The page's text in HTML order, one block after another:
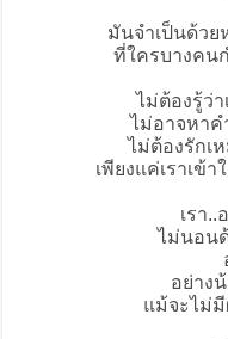
มันจำเป็นด้ว
ที่ใครบางคน
ไม่ต้องรู้ว่
ไม่อาจหาค
ไม่ต้องรักเ
เพียงแค่เราเข้
เรา
ไม่นอน
อย่าง
แม้จะไม่มี